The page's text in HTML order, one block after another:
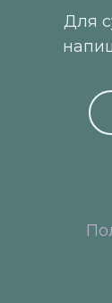
Для